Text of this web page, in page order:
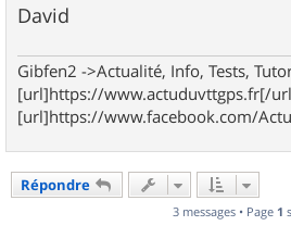
David
Gibfen2 ->Actualité, Info, Tests,
[url]https://www.actuduvttgps.fr[/
[url]https://www.facebook.com/
Répondre
3 messages • Page 1